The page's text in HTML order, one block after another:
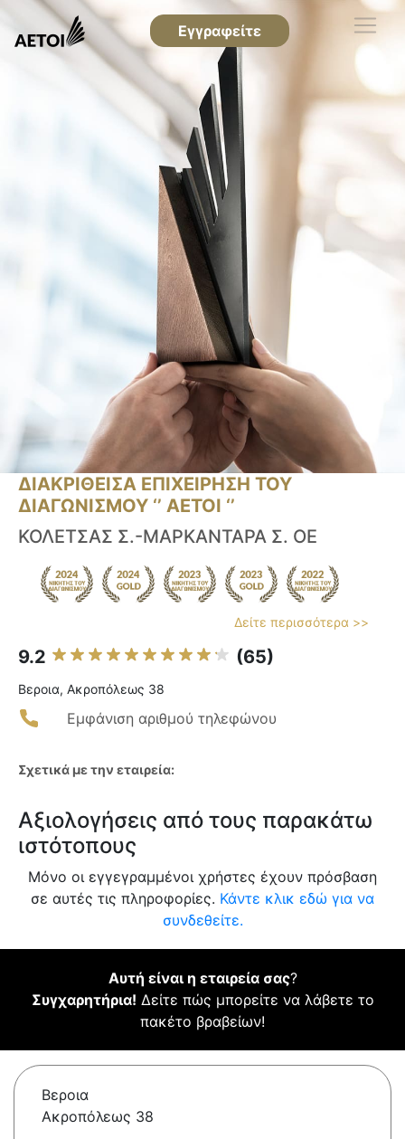
Εγγραφείτε
ΔΙΑΚΡΙΘΕΙΣΑ ΕΠΙΧΕΙΡΗΣΗ ΤΟΥ
ΔΙΑΓΩΝΙΣΜΟΥ ‘’ ΑΕΤΟΙ ‘’
ΚΟΛΕΤΣΑΣ Σ.-ΜΑΡΚΑΝΤΑΡΑ Σ. ΟΕ
Δείτε περισσότερα >>
9.2 (65)
Βεροια, Ακροπόλεως 38
Εμφάνιση αριθμού τηλεφώνου
Σχετικά με την εταιρεία:
Αξιολογήσεις από τους παρακάτω
ιστότοπους
Μόνο οι εγγεγραμμένοι χρήστες έχουν πρόσβαση
σε αυτές τις πληροφορίες. Κάντε κλικ εδώ για να
συνδεθείτε.
Αυτή είναι η εταιρεία σας?
Συγχαρητήρια! Δείτε πώς μπορείτε να λάβετε το
πακέτο βραβείων!
Βεροια
Ακροπόλεως 38